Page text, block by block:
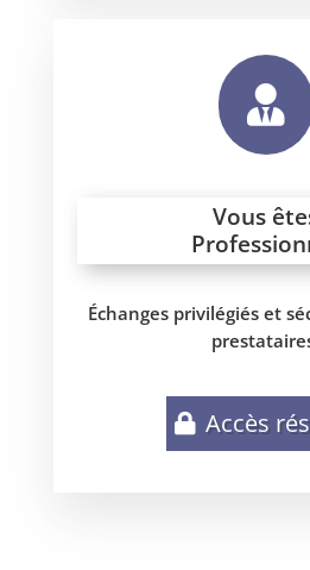

Vous
Échanges privilégiés et
Accès